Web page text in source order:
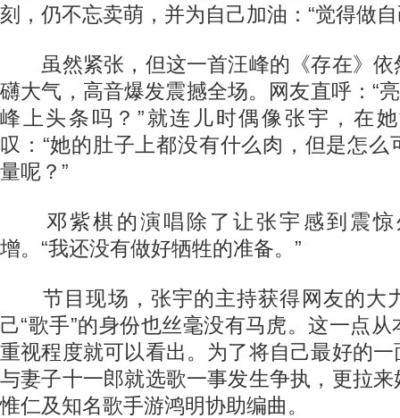
刻，仍不忘卖萌，并为自己加油：“觉得做
虽然紧张，但这一首汪峰的《存在》依
礴大气，高音爆发震撼全场。网友直呼：“
峰上头条吗？”就连儿时偶像张宇，在
叹：“她的肚子上都没有什么肉，但是怎么
量呢？”
邓紫棋的演唱除了让张宇感到震惊
增。“我还没有做好牺牲的准备。”
节目现场，张宇的主持获得网友的大
己“歌手”的身份也丝毫没有马虎。这一点
重视程度就可以看出。为了将自己最好的
与妻子十一郎就选歌一事发生争执，更拉
惟仁及知名歌手游鸿明协助编曲。